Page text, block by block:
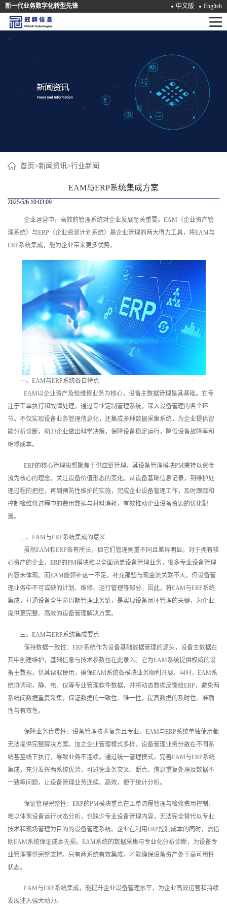
新一代业务数字化转型先锋 中文版 English
首
首页>新闻资讯>行业新闻
EAM与ERP系统集成方案
2025/5/6 10:03:09
企业运营中，高效的管理系统对企业发展至关重要。 EAM （企业资产管
理系统）与ERP（企业资源计划系统）是企业管理的两大得力工具，将EAM与
ERP系统集成，能为企业带来更多优势。
一、EAM与ERP系统各自特点
EAM以企业资产及检维修业务为核心，设备主数据管理是其基础。它专
注于工单执行和故障处理，通过专业定制管理系统，深入设备管理的各个环
节。不仅实现设备业务管理信息化，还集成多种数据采集系统，为企业提供智
能分析诊断，助力企业做出科学决策，保障设备稳定运行，降低设备故障率和
维修成本。
ERP的核心管理思想聚焦于供应链管理。其设备管理模块PM秉持以资金
流为核心的理念，关注设备价值形态的变化。从设备基础信息记录，到维护处
理过程的把控，再到预防性维护的实施，完成企业设备管理工作，及时跟踪和
控制检维修过程中的费用数据与材料消耗，有效推动企业设备资源的优化配
置。
二、EAM与ERP系统集成的意义
虽然EAM和ERP各有所长，但它们管理侧重不同且差异明显。对于拥有核
心资产的企业，ERP的PM模块难以全面涵盖设备管理业务，很多专业设备管理
内容未体现。而EAM能弥补这一不足，补充那些与现金流关联不大，但设备管
理业务中不可或缺的计划、维修、运行管理等部分。因此，将EAM与ERP系统
集成，打通设备全生命周期管理业务链，是实现设备闭环管理的关键，为企业
提供更完整、高效的设备管理解决方案。
三、EAM与ERP系统集成要点
保持数据一致性：ERP系统作为设备基础数据管理的源头，设备主数据在
其中创建维护，基础信息与技术参数也在此录入。它为EAM系统提供权威的设
备主数据，供其读取使用，确保EAM系统各模块业务顺利开展。同时，EAM系
统协调动、静、电、仪等专业管理软件数据，并将动态数据反馈给ERP，避免两
系统间数据重复采集，保证数据的一致性、唯一性，提高数据的及时性、准确
性与有效性。
保障业务连贯性：设备管理技术复杂且专业，EAM与ERP系统单独使用都
无法提供完整解决方案。加之企业管理模式多样，设备管理业务分散在不同系
统甚至线下执行，导致业务不连续。通过统一管理模式，完善EAM与ERP系统
集成，充分发挥两系统优势，可避免业务交叉、断点、信息重复处理及数据不
一致等问题，让设备管理业务连续、高效，便于统计分析。
保证管理完整性：ERP的PM模块重点在工单流程管理与检修费用控制，
难以体现设备运行状态分析，也缺少专业设备管理内容，无法完全替代以专业
技术和现场管理为目的的设备管理系统。企业在利用ERP控制成本的同时，需借
助EAM系统保证成本无损。EAM系统的数据采集与专业化分析诊断，为设备专
业管理提供完整支持。只有两系统有效集成，才能确保设备资产处于高可用性
状态。
EAM与ERP系统集成，能提升企业设备管理水平，为企业高效运营和持续
发展注入强大动力。‍